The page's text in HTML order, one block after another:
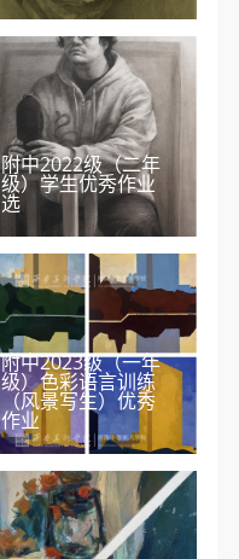
附中2022级（二年
级）学生优秀作业
选
附中2023级（一年
级）色彩语言训练
（风景写生）优秀
作业